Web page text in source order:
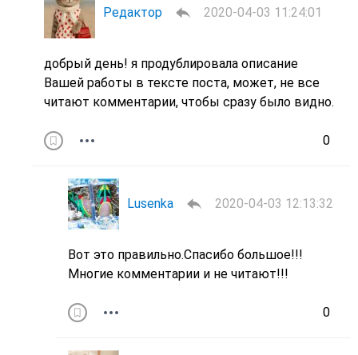
Редактор 2020-04-03 11:24:01
0
добрый день! я продублировала описание
Вашей работы в тексте поста, может, не все
читают комментарии, чтобы сразу было видно.
Lusenka 2020-04-03 12:13:32
0
Вот это правильно.Спасибо большое!!!
Многие комментарии и не читают!!!